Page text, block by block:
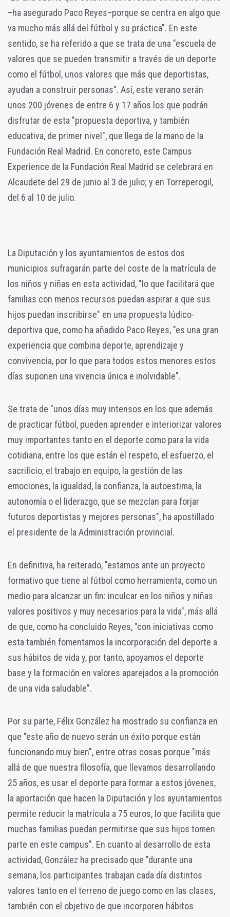
–ha asegurado Paco Reyes–porque se centra en algo que
va mucho más allá del fútbol y su práctica". En este
sentido, se ha referido a que se trata de una "escuela de
valores que se pueden transmitir a través de un deporte
como el fútbol, unos valores que más que deportistas,
ayudan a construir personas". Así, este verano serán
unos 200 jóvenes de entre 6 y 17 años los que podrán
disfrutar de esta "propuesta deportiva, y también
educativa, de primer nivel", que llega de la mano de la
Fundación Real Madrid. En concreto, este Campus
Experience de la Fundación Real Madrid se celebrará en
Alcaudete del 29 de junio al 3 de julio; y en Torreperogil,
del 6 al 10 de julio.
La Diputación y los ayuntamientos de estos dos
municipios sufragarán parte del coste de la matrícula de
los niños y niñas en esta actividad, "lo que facilitará que
familias con menos recursos puedan aspirar a que sus
hijos puedan inscribirse" en una propuesta lúdico-
deportiva que, como ha añadido Paco Reyes, "es una gran
experiencia que combina deporte, aprendizaje y
convivencia, por lo que para todos estos menores estos
días suponen una vivencia única e inolvidable".
Se trata de "unos días muy intensos en los que además
de practicar fútbol, pueden aprender e interiorizar valores
muy importantes tanto en el deporte como para la vida
cotidiana, entre los que están el respeto, el esfuerzo, el
sacrificio, el trabajo en equipo, la gestión de las
emociones, la igualdad, la confianza, la autoestima, la
autonomía o el liderazgo, que se mezclan para forjar
futuros deportistas y mejores personas", ha apostillado
el presidente de la Administración provincial.
En definitiva, ha reiterado, "estamos ante un proyecto
formativo que tiene al fútbol como herramienta, como un
medio para alcanzar un fin: inculcar en los niños y niñas
valores positivos y muy necesarios para la vida", más allá
de que, como ha concluido Reyes, "con iniciativas como
esta también fomentamos la incorporación del deporte a
sus hábitos de vida y, por tanto, apoyamos el deporte
base y la formación en valores aparejados a la promoción
de una vida saludable".
Por su parte, Félix González ha mostrado su confianza en
que "este año de nuevo serán un éxito porque están
funcionando muy bien", entre otras cosas porque "más
allá de que nuestra filosofía, que llevamos desarrollando
25 años, es usar el deporte para formar a estos jóvenes,
la aportación que hacen la Diputación y los ayuntamientos
permite reducir la matrícula a 75 euros, lo que facilita que
muchas familias puedan permitirse que sus hijos tomen
parte en este campus". En cuanto al desarrollo de esta
actividad, González ha precisado que "durante una
semana, los participantes trabajan cada día distintos
valores tanto en el terreno de juego como en las clases,
también con el objetivo de que incorporen hábitos